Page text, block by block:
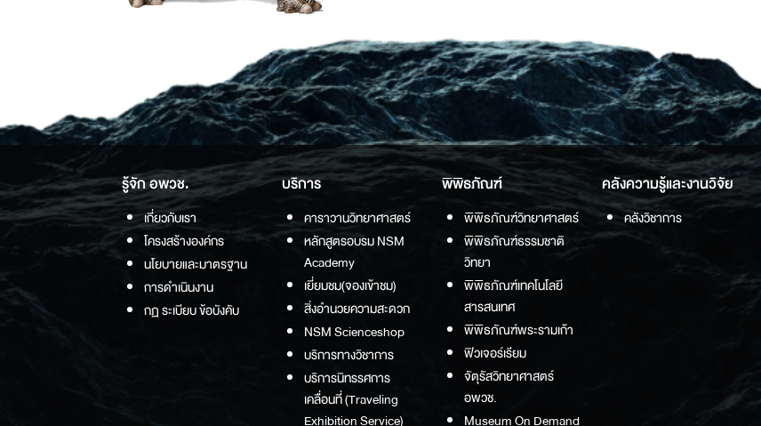
รู้จัก อพวช.
เกี่ยวกับเรา
โครงสร้างองค์กร
นโยบายและมาตรฐาน
การดำเนินงาน
กฏ ระเบียบ ข้อบังคับ
บริการ
คาราวานวิทยาศาสตร์
หลักสูตรอบรม NSM
Academy
เยี่ยมชม(จองเข้าชม)
สิ่งอำนวยความสะดวก
NSM Scienceshop
บริการทางวิชาการ
บริการนิทรรศการ
เคลื่อนที่ (Traveling
Exhibition Service)
พิพิธภัณฑ์
พิพิธภัณฑ์วิทยาศาสตร์
พิพิธภัณฑ์ธรรมชาติ
วิทยา
พิพิธภัณฑ์เทคโนโลยี
สารสนเทศ
พิพิธภัณฑ์พระรามเก้า
ฟิวเจอร์เรียม
จัตุรัสวิทยาศาสตร์
อพวช.
Museum On Demand
คลังความรู้และงานวิจัย
คลังวิชาการ